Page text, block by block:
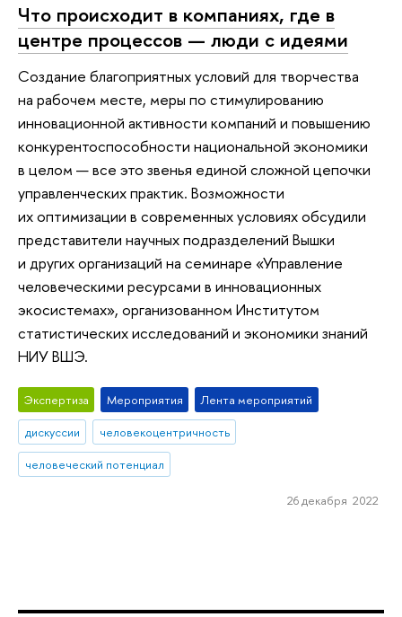
Что происходит в компаниях, где в
центре процессов — люди с идеями
Создание благоприятных условий для творчества
на рабочем месте, меры по стимулированию
инновационной активности компаний и повышению
конкурентоспособности национальной экономики
в целом — все это звенья единой сложной цепочки
управленческих практик. Возможности
их оптимизации в современных условиях обсудили
представители научных подразделений Вышки
и других организаций на семинаре «Управление
человеческими ресурсами в инновационных
экосистемах», организованном Институтом
статистических исследований и экономики знаний
НИУ ВШЭ.
Экспертиза Мероприятия
Лента мероприятий
дискуссии
человекоцентричность
человеческий потенциал
26 декабря 2022